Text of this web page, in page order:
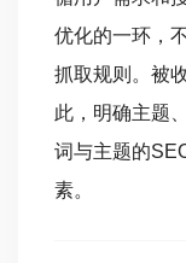
优化的一环，
抓取规则。被
此，明确主题
词与主题的
素。